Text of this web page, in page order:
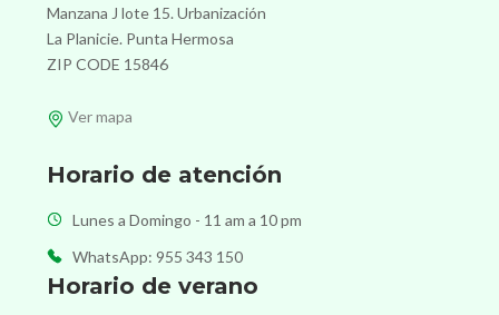
Manzana J lote 15. Urbanización
La Planicie. Punta Hermosa
ZIP CODE 15846
Ver mapa
Horario de atención
Lunes a Domingo - 11 am a 10 pm
WhatsApp: 955 343 150
Horario de verano